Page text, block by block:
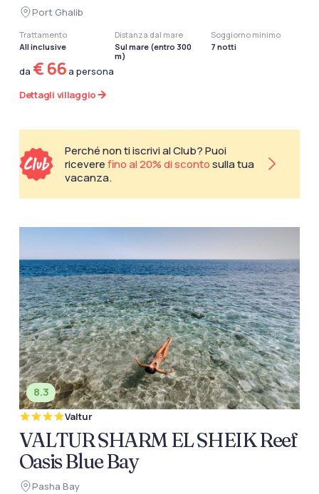
Port Ghalib
Trattamento
All inclusive
Distanza dal mare
Sul mare (entro 300
m)
Soggiorno minimo
7 notti
da € 66a persona
Dettagli villaggio
Perché non ti iscrivi al Club? Puoi
riceverefino al 20% di scontosulla tua
vacanza.
8.3
Valtur
VALTUR SHARM EL SHEIK Reef
Oasis Blue Bay
Pasha Bay